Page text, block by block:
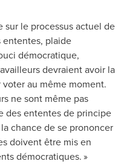
sur le processus actuel de
plaide
démocratique,
devraient avoir la
au même moment.
ne sont même pas
des ententes de principe
chance de se prononcer
doivent être mis en
démocratiques. »